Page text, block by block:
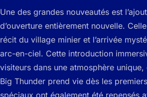
Une des grandes nouveautés est
d’ouverture entièrement nouvelle.
récit du village minier et l’arrivée
arc-en-ciel. Cette introduction
visiteurs dans une atmosphère
Big Thunder prend vie dès les